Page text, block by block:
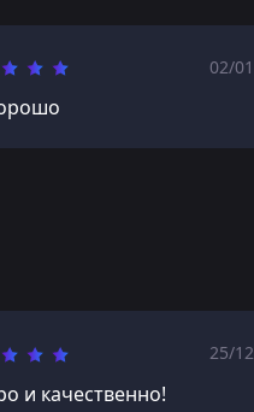
02/01
25/12
и качественно!